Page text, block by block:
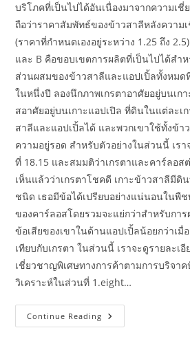
บริโภคที่เป็นไปได้อันเนื่องมาจากความเชี่
ถือว่าราคาสัมพัทธ์ของข้าวสาลีหลังความ
(ราคาที่กำหนดเองอยู่ระหว่าง 1.25 ถึง
และ B คือขอบเขตการผลิตที่เป็นไปได้สำ
ส่วนผสมของข้าวสาลีและแอปเปิ้ลทั้งหมด
ในหนึ่งปี ลองนึกภาพเกรตาอาศัยอยู่บนเก
สอาศัยอยู่บนเกาะแอปเปิล ที่ดินในแต่ละเ
สาลีและแอปเปิ้ลได้ และพวกเขาใช้ทั้งข้า
ความอยู่รอด สำหรับตัวอย่างในส่วนนี้ เร
ที่ 18.15 และสมมติว่าเกรตาและคาร์ลอส
เห็นแล้วว่าเกรตาโชคดี เกาะข้าวสาลีมีดิ
ชนิด เธอมีข้อได้เปรียบอย่างแน่นอนในพื
ของคาร์ลอสโดยรวมจะแย่กว่าสำหรับกา
ข้อเสียของเขาในด้านแอปเปิ้ลน้อยกว่าเมื่
เทียบกับเกรตา ในส่วนนี้ เราจะดูรายละเอี
เชี่ยวชาญพิเศษทางการค้าตามการบริจา
วิเคราะห์ในส่วนที่ 1.eight…
Continue Reading เศรษฐกิจ
โลก